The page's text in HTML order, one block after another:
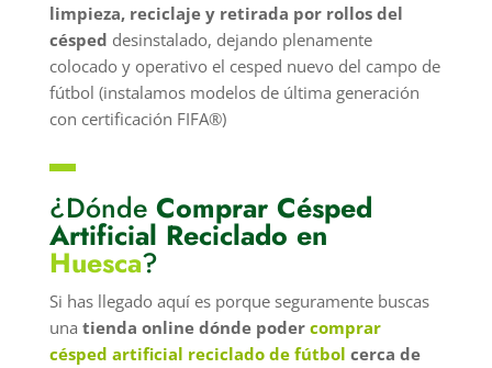
limpieza, reciclaje y retirada por rollos del
césped desinstalado, dejando plenamente
colocado y operativo el cesped nuevo del campo de
fútbol (instalamos modelos de última generación
con certificación FIFA®)
▬
¿Dónde Comprar Césped
Artificial Reciclado en
Huesca?
Si has llegado aquí es porque seguramente buscas
una tienda online dónde poder comprar
césped artificial reciclado de fútbol cerca de